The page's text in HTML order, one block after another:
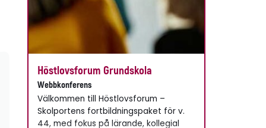
Höstlovsforum Grundskola
Webbkonferens
Välkommen till Höstlovsforum –
Skolportens fortbildningspaket för v.
44, med fokus på lärande, kollegial